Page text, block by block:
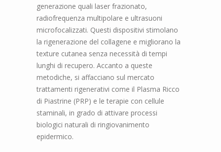
generazione quali laser frazionato,
radiofrequenza multipolare e ultrasuoni
microfocalizzati. Questi dispositivi stimolano
la rigenerazione del collagene e migliorano la
texture cutanea senza necessità di tempi
lunghi di recupero. Accanto a queste
metodiche, si affacciano sul mercato
trattamenti rigenerativi come il Plasma Ricco
di Piastrine (PRP) e le terapie con cellule
staminali, in grado di attivare processi
biologici naturali di ringiovanimento
epidermico.